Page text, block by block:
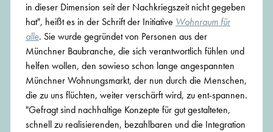
in dieser Dimension seit der Nachkriegszeit nicht gegeben
hat", heißt es in der Schrift der Initiative Wohnraum für
alle. Sie wurde gegründet von Personen aus der
Münchner Baubranche, die sich verantwortlich fühlen und
helfen wollen, den sowieso schon lange angespannten
Münchner Wohnungsmarkt, der nun durch die Menschen,
die zu uns flüchten, weiter verschärft wird, zu ent-spannen.
"Gefragt sind nachhaltige Konzepte für gut gestalteten,
schnell zu realisierenden, bezahlbaren und die Integration